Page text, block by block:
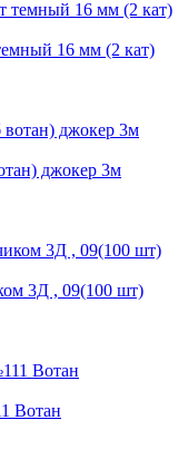
16 мм (2 кат)
джокер 3м
3Д , 09(100 шт)
Вотан